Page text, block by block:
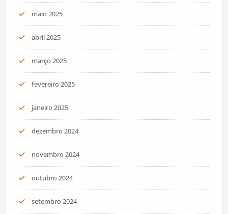
maio 2025
abril 2025
março 2025
fevereiro 2025
janeiro 2025
dezembro 2024
novembro 2024
outubro 2024
setembro 2024